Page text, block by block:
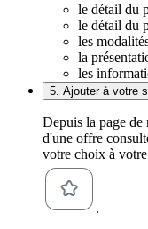
le détail du
le détail du
les
la
les
5. Ajouter à votre
Depuis la page de
d'une offre
votre choix à
.